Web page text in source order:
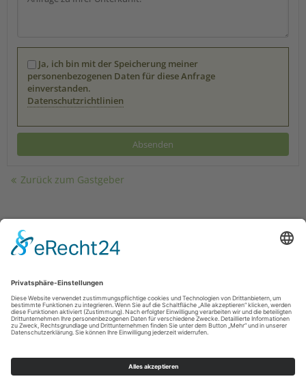
Ja, ich bin mit der Speicherung meiner
personenbezogenen Daten für diese Anfrage
einverstanden.
Datenschutzrichtlinien
Zurück zum Gastgeber
Kontakt | Impressum|Datenschutz
powered by Holidu Smart Destination
Kontakt|Datenschutz|Haftungsausschluss
E: tourismus@ruethen.de